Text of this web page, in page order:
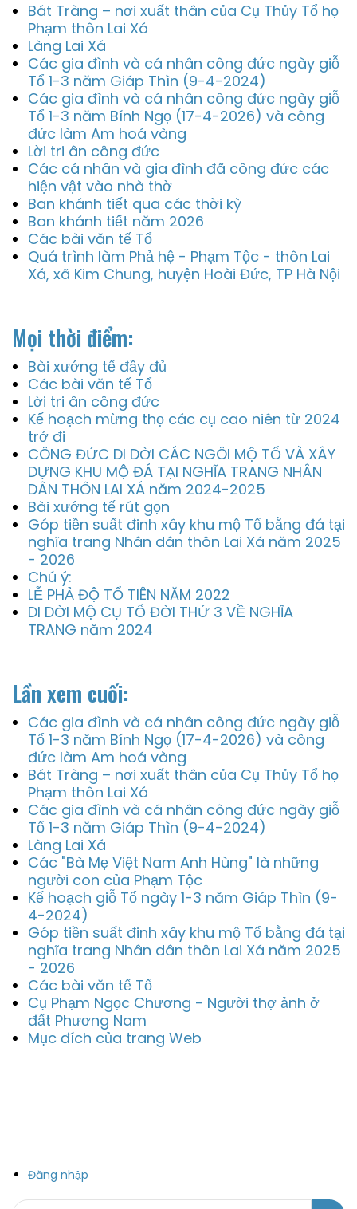
Bát Tràng – nơi xuất thân của Cụ Thủy Tổ họ
Phạm thôn Lai Xá
Làng Lai Xá
Các gia đình và cá nhân công đức ngày giỗ
Tổ 1-3 năm Giáp Thìn (9-4-2024)
Các gia đình và cá nhân công đức ngày giỗ
Tổ 1-3 năm Bính Ngọ (17-4-2026) và công
đức làm Am hoá vàng
Lời tri ân công đức
Các cá nhân và gia đình đã công đức các
hiện vật vào nhà thờ
Ban khánh tiết qua các thời kỳ
Ban khánh tiết năm 2026
Các bài văn tế Tổ
Quá trình làm Phả hệ - Phạm Tộc - thôn Lai
Xá, xã Kim Chung, huyện Hoài Đức, TP Hà Nội
Mọi thời điểm:
Bài xướng tế đầy đủ
Các bài văn tế Tổ
Lời tri ân công đức
Kế hoạch mừng thọ các cụ cao niên từ 2024
trở đi
CÔNG ĐỨC DI DỜI CÁC NGÔI MỘ TỔ VÀ XÂY
DỰNG KHU MỘ ĐÁ TẠI NGHĨA TRANG NHÂN
DÂN THÔN LAI XÁ năm 2024-2025
Bài xướng tế rút gọn
Góp tiền suất đinh xây khu mộ Tổ bằng đá tại
nghĩa trang Nhân dân thôn Lai Xá năm 2025
- 2026
Chú ý:
LỄ PHẢ ĐỘ TỔ TIÊN NĂM 2022
DI DỜI MỘ CỤ TỔ ĐỜI THỨ 3 VỀ NGHĨA
TRANG năm 2024
Lần xem cuối:
Các gia đình và cá nhân công đức ngày giỗ
Tổ 1-3 năm Bính Ngọ (17-4-2026) và công
đức làm Am hoá vàng
Bát Tràng – nơi xuất thân của Cụ Thủy Tổ họ
Phạm thôn Lai Xá
Các gia đình và cá nhân công đức ngày giỗ
Tổ 1-3 năm Giáp Thìn (9-4-2024)
Làng Lai Xá
Các "Bà Mẹ Việt Nam Anh Hùng" là những
người con của Phạm Tộc
Kế hoạch giỗ Tổ ngày 1-3 năm Giáp Thìn (9-
4-2024)
Góp tiền suất đinh xây khu mộ Tổ bằng đá tại
nghĩa trang Nhân dân thôn Lai Xá năm 2025
- 2026
Các bài văn tế Tổ
Cụ Phạm Ngọc Chương - Người thợ ảnh ở
đất Phương Nam
Mục đích của trang Web
Đăng nhập